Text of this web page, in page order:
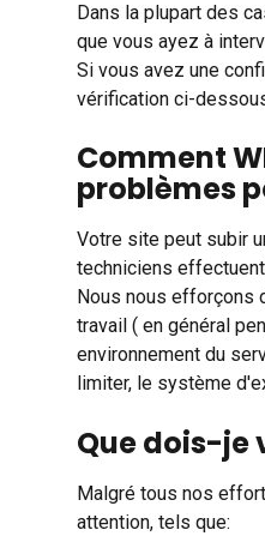
Dans la plupart des
que vous ayez à
Si vous avez une
vérification ci-
Comment
problèmes
Votre site peut subir
techniciens
Nous nous efforçons
travail ( en général
environnement du
limiter, le système
Que dois-je
Malgré tous nos
attention, tels que: